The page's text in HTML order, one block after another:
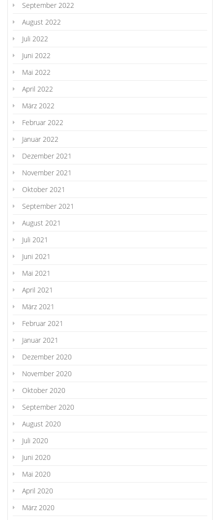
September 2022
August 2022
Juli 2022
Juni 2022
Mai 2022
April 2022
März 2022
Februar 2022
Januar 2022
Dezember 2021
November 2021
Oktober 2021
September 2021
August 2021
Juli 2021
Juni 2021
Mai 2021
April 2021
März 2021
Februar 2021
Januar 2021
Dezember 2020
November 2020
Oktober 2020
September 2020
August 2020
Juli 2020
Juni 2020
Mai 2020
April 2020
März 2020